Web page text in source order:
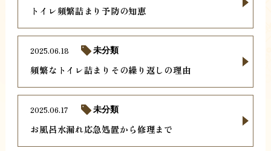
トイレ頻繁詰まり予防の知恵
頻繁なトイレ詰まりその繰り返しの理由
2025.06.18 未分類
お風呂水漏れ応急処置から修理まで
2025.06.17 未分類